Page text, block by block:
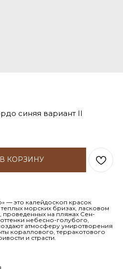
синяя вариант II
КОРЗИНУ
— это калейдоскоп красок
морских бризах, ласковом
проведенных на пляжах Сен-
небесно-голубого,
атмосферу умиротворения
кораллового, терракотового
и страсти.